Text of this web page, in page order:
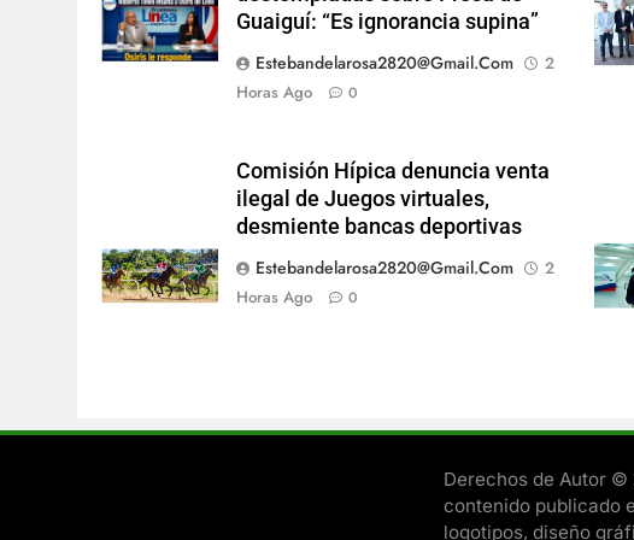
Guaiguí: “Es ignorancia supina”
Estebandelarosa2820@gmail.com
2
Horas Ago
0
Comisión Hípica denuncia venta
ilegal de Juegos virtuales,
desmiente bancas deportivas
Estebandelarosa2820@gmail.com
2
Horas Ago
0
Derechos de Autor ©
contenido publicado
logotipos, diseño